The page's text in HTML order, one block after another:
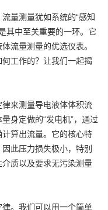
量测量犹如系统的“感知
其中至关重要的一环。它
流量测量的优选仪表。
工作的？让我们一起揭
来测量导电液体体积流
身定做的“发电机”，通过
算出流量。它的核心特
此压力损失极小，特别
质以及要求无污染测量
。我们可以用一个简单